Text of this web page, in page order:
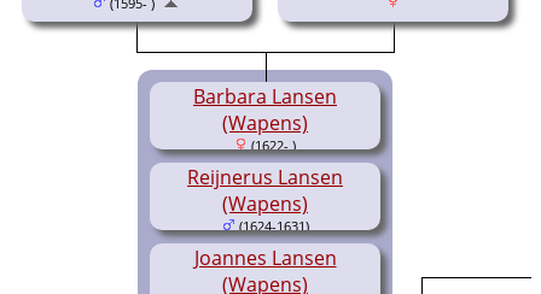
Barbara Lansen
(Wapens)
(1622- )
Reijnerus Lansen
(Wapens)
(1624-1631)
Joannes Lansen
(Wapens)